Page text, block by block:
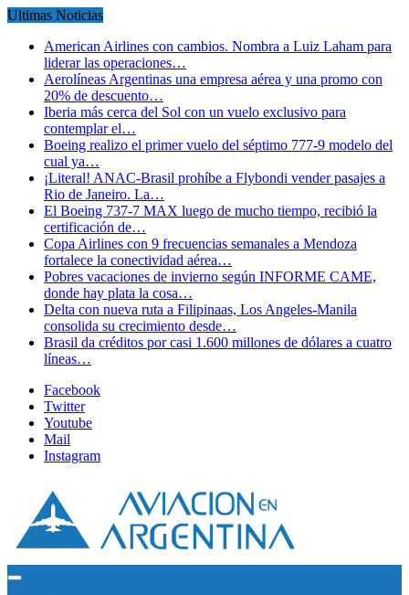
Ultimas Noticias
American Airlines con cambios. Nombra a Luiz Laham para
liderar las operaciones…
Aerolíneas Argentinas una empresa aérea y una promo con
20% de descuento…
Iberia más cerca del Sol con un vuelo exclusivo para
contemplar el…
Boeing realizo el primer vuelo del séptimo 777-9 modelo del
cual ya…
¡Literal! ANAC-Brasil prohíbe a Flybondi vender pasajes a
Rio de Janeiro. La…
El Boeing 737-7 MAX luego de mucho tiempo, recibió la
certificación de…
Copa Airlines con 9 frecuencias semanales a Mendoza
fortalece la conectividad aérea…
Pobres vacaciones de invierno según INFORME CAME,
donde hay plata la cosa…
Delta con nueva ruta a Filipinaas, Los Angeles-Manila
consolida su crecimiento desde…
Brasil da créditos por casi 1.600 millones de dólares a cuatro
líneas…
Facebook
Twitter
Youtube
Mail
Instagram